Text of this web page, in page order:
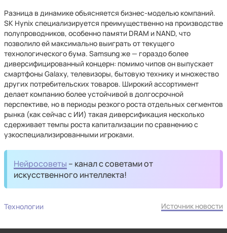
Разница в динамике объясняется бизнес-моделью компаний.
SK Hynix специализируется преимущественно на производстве
полупроводников, особенно памяти DRAM и NAND, что
позволило ей максимально выиграть от текущего
технологического бума. Samsung же — гораздо более
диверсифицированный концерн: помимо чипов он выпускает
смартфоны Galaxy, телевизоры, бытовую технику и множество
других потребительских товаров. Широкий ассортимент
делает компанию более устойчивой в долгосрочной
перспективе, но в периоды резкого роста отдельных сегментов
рынка (как сейчас с ИИ) такая диверсификация несколько
сдерживает темпы роста капитализации по сравнению с
узкоспециализированными игроками.
Нейросоветы – канал с советами от
искусственного интеллекта!
Технологии Источник новости